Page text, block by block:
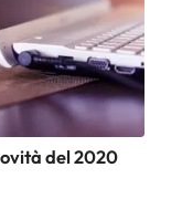
del 2020